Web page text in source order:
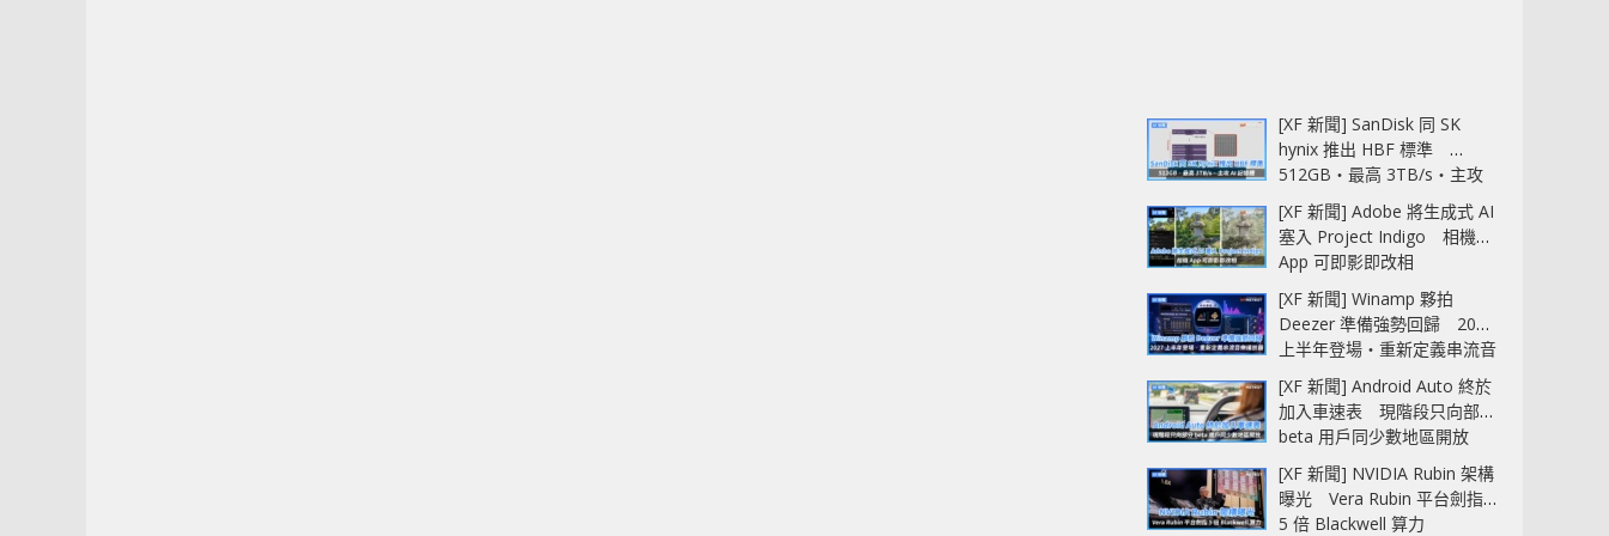
[XF 新聞] SanDisk 同 SK
hynix 推出 HBF 標準
512GB‧最高 3TB/s‧主攻
AI 記憶體
[XF 新聞] Adobe 將生成式 AI
塞入 Project Indigo 相機
App 可即影即改相
[XF 新聞] Winamp 夥拍
Deezer 準備強勢回歸 2027
上半年登場‧重新定義串流音
樂播放器
[XF 新聞] Android Auto 終於
加入車速表 現階段只向部分
beta 用戶同少數地區開放
[XF 新聞] NVIDIA Rubin 架構
曝光 Vera Rubin 平台劍指
5 倍 Blackwell 算力